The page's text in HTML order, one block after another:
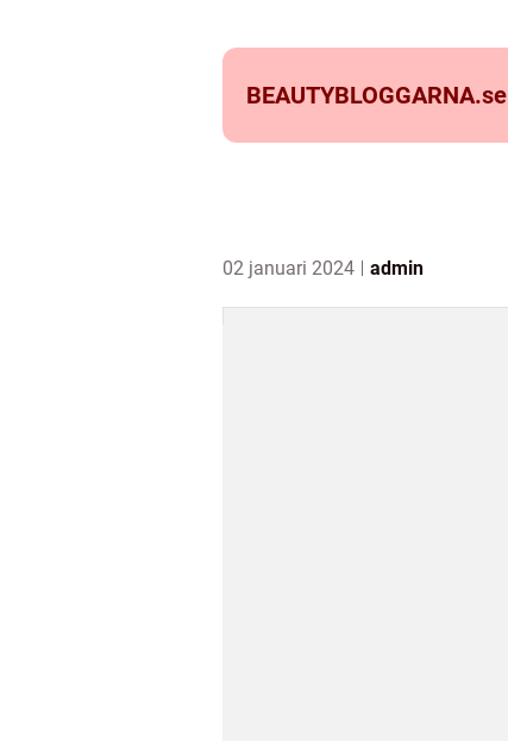
BEAUTYBLOGGARNA.se
02 januari 2024 admin